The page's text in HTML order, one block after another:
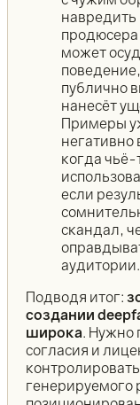
навредить
может
публично
нанесёт
Примеры
негативно
когда чьё-
если
скандал,
аудитории.
Подводя итог:
создании
широка. Нужно
согласия и
генерируемого